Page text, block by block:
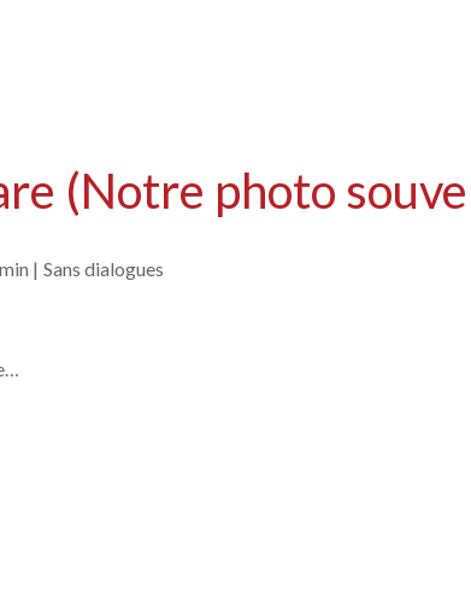
(Notre photo
| Sans dialogues